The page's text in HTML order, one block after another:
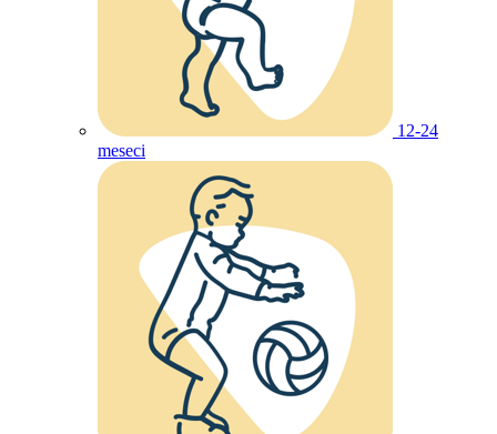
12-24
meseci